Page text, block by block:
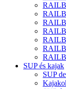
SUP és kajak
SUP